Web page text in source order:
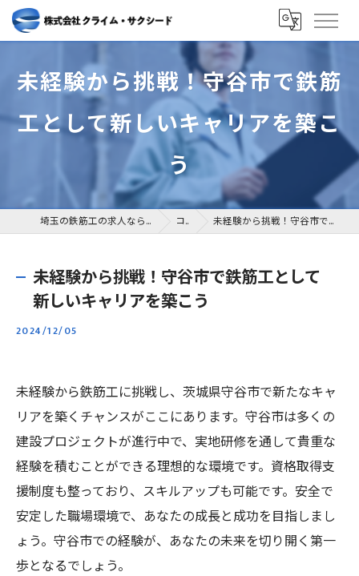
未経験から挑戦！守谷市で鉄筋
工として新しいキャリアを築こ
う
埼玉の鉄筋工の求人なら株式会社クライム・サクシード コラム 未経験から挑戦！守谷市で鉄筋工として新しいキャリアを築こう
未経験から挑戦！守谷市で鉄筋工として
新しいキャリアを築こう
2024/12/05
未経験から鉄筋工に挑戦し、茨城県守谷市で新たなキャ
リアを築くチャンスがここにあります。守谷市は多くの
建設プロジェクトが進行中で、実地研修を通して貴重な
経験を積むことができる理想的な環境です。資格取得支
援制度も整っており、スキルアップも可能です。安全で
安定した職場環境で、あなたの成長と成功を目指しまし
ょう。守谷市での経験が、あなたの未来を切り開く第一
歩となるでしょう。